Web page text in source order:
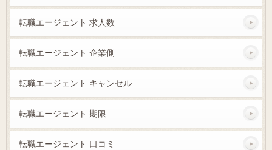
転職エージェント 求人数
転職エージェント 企業側
転職エージェント キャンセル
転職エージェント 期限
転職エージェント 口コミ